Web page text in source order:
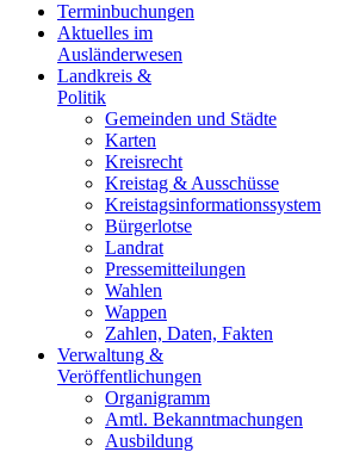
Terminbuchungen
Aktuelles im
Ausländerwesen
Landkreis &
Politik
Gemeinden und Städte
Karten
Kreisrecht
Kreistag & Ausschüsse
Kreistagsinformationssystem
Bürgerlotse
Landrat
Pressemitteilungen
Wahlen
Wappen
Zahlen, Daten, Fakten
Verwaltung &
Veröffentlichungen
Organigramm
Amtl. Bekanntmachungen
Ausbildung